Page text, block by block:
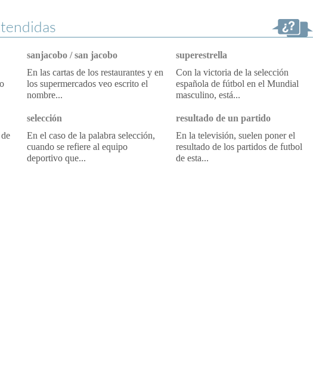
sanjacobo / san jacobo
En las cartas de los restaurantes y en
los supermercados veo escrito el
nombre...
superestrella
Con la victoria de la selección
española de fútbol en el Mundial
masculino, está...
selección
En el caso de la palabra selección,
cuando se refiere al equipo
deportivo que...
resultado de un partido
En la televisión, suelen poner el
resultado de los partidos de futbol
de esta...